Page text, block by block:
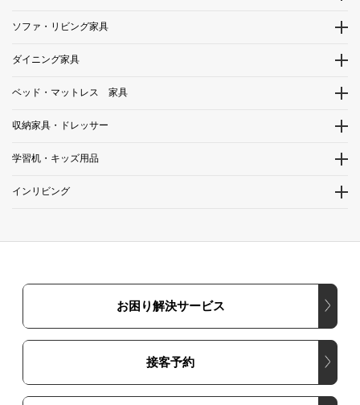
ソファ・リビング家具
ダイニング家具
ベッド・マットレス 家具
収納家具・ドレッサー
学習机・キッズ用品
インリビング
お困り解決サービス
接客予約